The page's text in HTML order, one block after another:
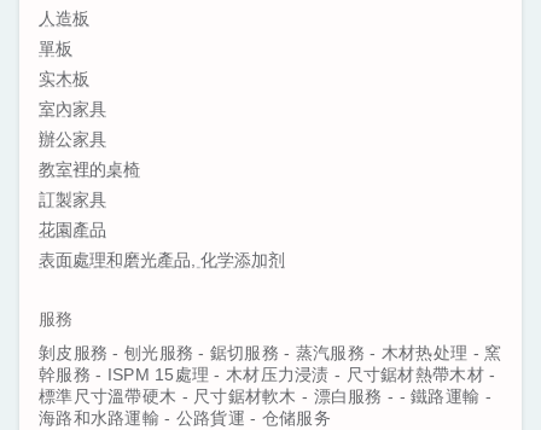
人造板
單板
实木板
室內家具
辦公家具
教室裡的桌椅
訂製家具
花園產品
表面處理和磨光產品, 化学添加剂
服務
剝皮服務 - 刨光服務 - 鋸切服務 - 蒸汽服務 - 木材热处理 - 窯
幹服務 - ISPM 15處理 - 木材压力浸渍 - 尺寸鋸材熱帶木材 -
標準尺寸溫帶硬木 - 尺寸鋸材軟木 - 漂白服務 - - 鐵路運輸 -
海路和水路運輸 - 公路貨運 - 仓储服务